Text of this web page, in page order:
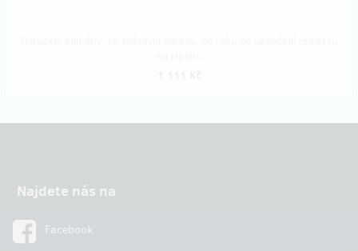
Najdete nás na
Facebook